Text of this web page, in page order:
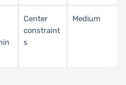
Center
constraint
s
Medium